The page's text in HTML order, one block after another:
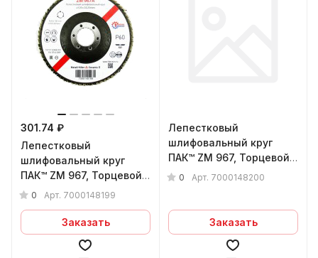
301.74 ₽
Лепестковый
шлифовальный круг
ПАК™ ZM 967, Торцевой,
Плоский, Ø125х22 мм,
0 Арт. 7000148199
Заказать
Лепестковый
шлифовальный круг
ПАК™ ZM 967, Торцевой,
Плоский, Ø125х22 мм,
0 Арт. 7000148200
Заказать